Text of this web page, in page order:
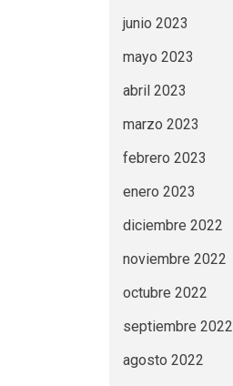
junio 2023
mayo 2023
abril 2023
marzo 2023
febrero 2023
enero 2023
diciembre 2022
noviembre 2022
octubre 2022
septiembre 2022
agosto 2022